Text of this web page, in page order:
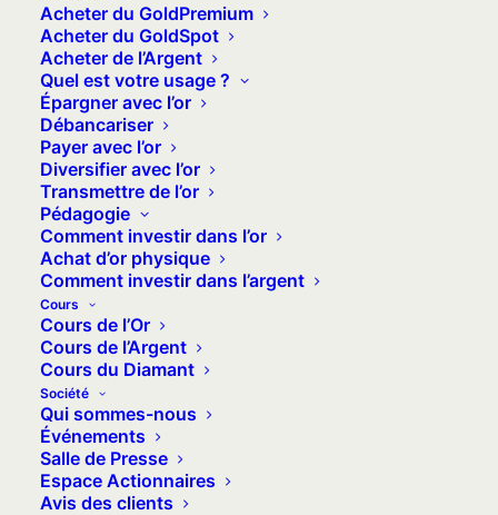
Acheter du GoldPremium
Acheter du GoldSpot
Acheter de l’Argent
Quel est votre usage ?
Épargner avec l’or
Débancariser
Payer avec l’or
Diversifier avec l’or
Transmettre de l’or
Pédagogie
Comment investir dans l’or
Achat d’or physique
Comment investir dans l’argent
Cours
Cours de l’Or
Cours de l’Argent
Cours du Diamant
Société
Qui sommes-nous
Événements
Salle de Presse
Espace Actionnaires
Avis des clients
Accueil
Archive by Category "Gérer son argent"
(Page 6)
Gérer son argent
Prenez de meilleures décisions en matière de
gestion d'argent, d'investissement et d'épargne.